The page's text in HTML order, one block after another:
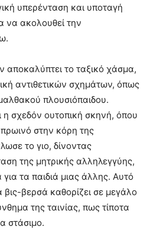
υπερένταση και υποταγή
να ακολουθεί την
αποκαλύπτει το ταξικό χάσμα,
αντιθετικών σχημάτων, όπως
πλουσιόπαιδου.
η σχεδόν ουτοπική σκηνή, όπου
πρωινό στην κόρη της
το γιο, δίνοντας
της μητρικής αλληλεγγύης,
τα παιδιά μιας άλλης. Αυτό
βερσά καθορίζει σε μεγάλο
της ταινίας, πως τίποτα
στάσιμο.